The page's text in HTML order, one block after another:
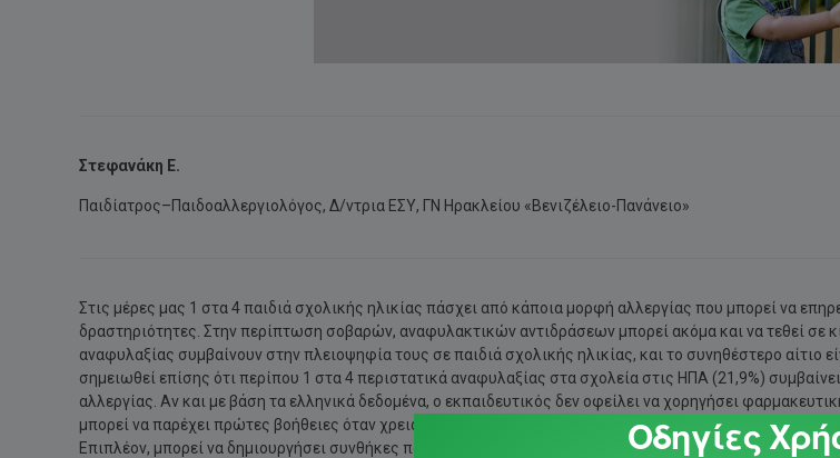
Στεφανάκη Ε.
Παιδίατρος–Παιδοαλλεργιολόγος, Δ/ντρια ΕΣΥ, ΓΝ Ηρακλείου «Βενιζέλειο-Πανάνειο»
Στις μέρες μας 1 στα 4 παιδιά σχολικής ηλικίας πάσχει από κάποια μορφή αλλεργίας που μπορεί να
δραστηριότητες. Στην περίπτωση σοβαρών, αναφυλακτικών αντιδράσεων μπορεί ακόμα και να τεθεί σε
αναφυλαξίας συμβαίνουν στην πλειοψηφία τους σε παιδιά σχολικής ηλικίας, και το συνηθέστερο αίτιο
σημειωθεί επίσης ότι περίπου 1 στα 4 περιστατικά αναφυλαξίας στα σχολεία στις ΗΠΑ (21,9%)
αλλεργίας. Αν και με βάση τα ελληνικά δεδομένα, ο εκπαιδευτικός δεν οφείλει να χορηγήσει
μπορεί να παρέχει πρώτες βοήθειες όταν χρειαστεί για κάθε παιδί, σε συνεργασία και με τη σχολική
Επιπλέον, μπορεί να δημιουργήσει συνθήκες που να εξασφαλίζουν ασφαλές περιβάλλον για κάθε
Οδηγίες